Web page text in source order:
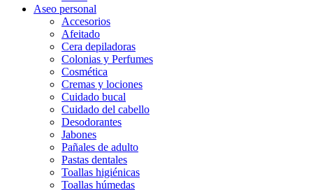
Aseo personal
Accesorios
Afeitado
Cera depiladoras
Colonias y Perfumes
Cosmética
Cremas y lociones
Cuidado bucal
Cuidado del cabello
Desodorantes
Jabones
Pañales de adulto
Pastas dentales
Toallas higiénicas
Toallas húmedas